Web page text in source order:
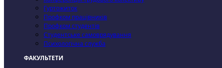
Гуртожиток
Профком працівників
Профком студентів
Студентське самоврядування
Психологічна служба
ФАКУЛЬТЕТИ